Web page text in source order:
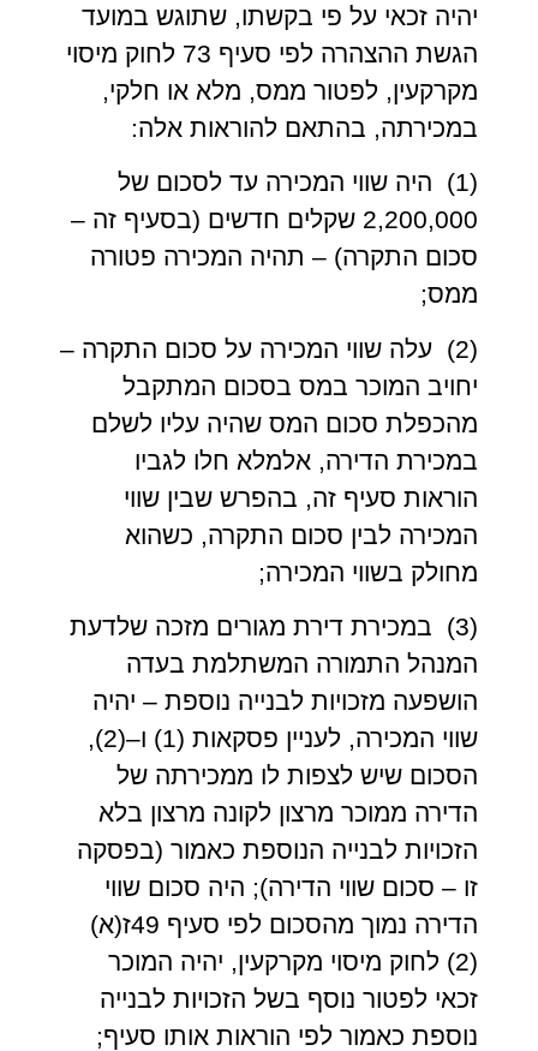
יהיה זכאי על פי בקשתו, שתוגש במועד
הגשת ההצהרה לפי סעיף 73 לחוק מיסוי
מקרקעין, לפטור ממס, מלא או חלקי,
במכירתה, בהתאם להוראות אלה:
(1) היה שווי המכירה עד לסכום של
2,200,000 שקלים חדשים (בסעיף זה –
סכום התקרה) – תהיה המכירה פטורה
ממס;
(2) עלה שווי המכירה על סכום התקרה –
יחויב המוכר במס בסכום המתקבל
מהכפלת סכום המס שהיה עליו לשלם
במכירת הדירה, אלמלא חלו לגביו
הוראות סעיף זה, בהפרש שבין שווי
המכירה לבין סכום התקרה, כשהוא
מחולק בשווי המכירה;
(3) במכירת דירת מגורים מזכה שלדעת
המנהל התמורה המשתלמת בעדה
הושפעה מזכויות לבנייה נוספת – יהיה
שווי המכירה, לעניין פסקאות (1) ו–(2),
הסכום שיש לצפות לו ממכירתה של
הדירה ממוכר מרצון לקונה מרצון בלא
הזכויות לבנייה הנוספת כאמור (בפסקה
זו – סכום שווי הדירה); היה סכום שווי
הדירה נמוך מהסכום לפי סעיף 49ז(א)
(2) לחוק מיסוי מקרקעין, יהיה המוכר
זכאי לפטור נוסף בשל הזכויות לבנייה
נוספת כאמור לפי הוראות אותו סעיף;